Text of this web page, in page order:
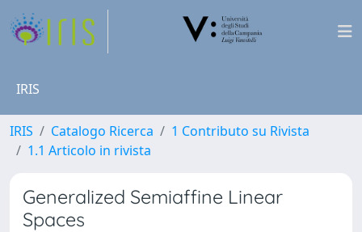
IRIS
IRIS Catalogo Ricerca
1 Contributo su Rivista
1.1 Articolo in rivista
Generalized Semiaffine Linear
Spaces